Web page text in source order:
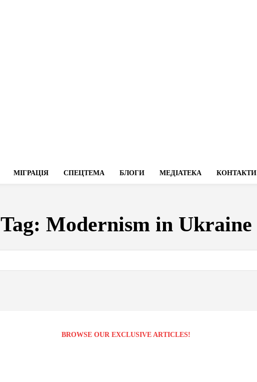
МІГРАЦІЯ СПЕЦТЕМА БЛОГИ МЕДІАТЕКА КОНТАКТИ
Tag: Modernism in Ukraine
BROWSE OUR EXCLUSIVE ARTICLES!